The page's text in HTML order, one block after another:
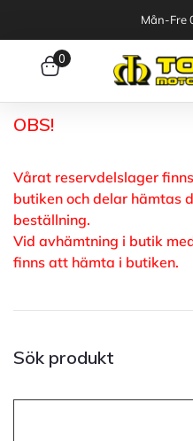
Mån-Fre
0
OBS!
Vårat reservdelslager
butiken och delar hämtas
beställning.
Vid avhämtning i butik
finns att hämta i butiken.
Sök produkt